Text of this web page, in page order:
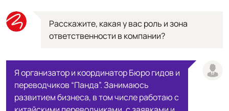
Расскажите, какая у вас роль и зона
ответственности в компании?
Я организатор и координатор Бюро гидов и
переводчиков “Панда”. Занимаюсь
развитием бизнеса, в том числе работаю с